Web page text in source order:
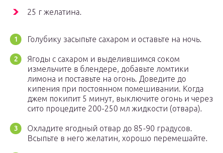
25 г желатина.
Голубику засыпьте сахаром и оставьте на ночь.
Ягоды с сахаром и выделившимся соком
измельчите в блендере, добавьте ломтики
лимона и поставьте на огонь. Доведите до
кипения при постоянном помешивании. Когда
джем покипит 5 минут, выключите огонь и через
сито процедите 200-250 мл жидкости (отвара).
Охладите ягодный отвар до 85-90 градусов.
Всыпьте в него желатин, хорошо перемешайте.